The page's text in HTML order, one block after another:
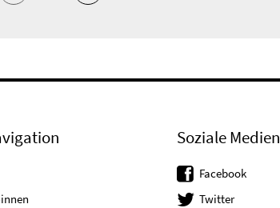
Soziale Medien
Facebook
Twitter